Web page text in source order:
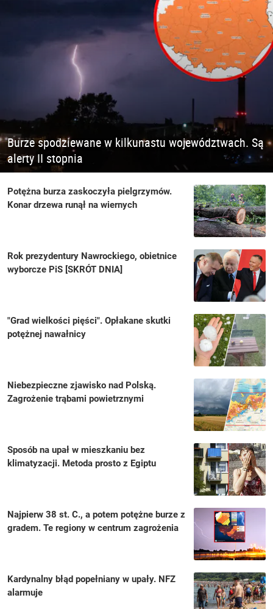
Burze spodziewane w kilkunastu województwach. Są
alerty II stopnia
Potężna burza zaskoczyła pielgrzymów.
Konar drzewa runął na wiernych
Rok prezydentury Nawrockiego, obietnice
wyborcze PiS [SKRÓT DNIA]
"Grad wielkości pięści". Opłakane skutki
potężnej nawałnicy
Niebezpieczne zjawisko nad Polską.
Zagrożenie trąbami powietrznymi
Sposób na upał w mieszkaniu bez
klimatyzacji. Metoda prosto z Egiptu
Najpierw 38 st. C., a potem potężne burze z
gradem. Te regiony w centrum zagrożenia
Kardynalny błąd popełniany w upały. NFZ
alarmuje